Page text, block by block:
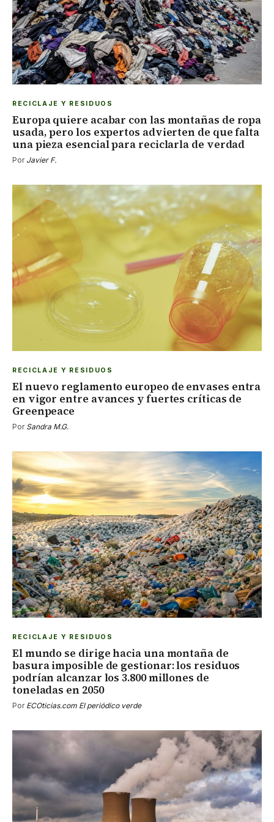
RECICLAJE Y RESIDUOS
Europa quiere acabar con las montañas de ropa
usada, pero los expertos advierten de que falta
una pieza esencial para reciclarla de verdad
Por Javier F.
RECICLAJE Y RESIDUOS
El nuevo reglamento europeo de envases entra
en vigor entre avances y fuertes críticas de
Greenpeace
Por Sandra M.G.
RECICLAJE Y RESIDUOS
El mundo se dirige hacia una montaña de
basura imposible de gestionar: los residuos
podrían alcanzar los 3.800 millones de
toneladas en 2050
Por ECOticias.com El periódico verde